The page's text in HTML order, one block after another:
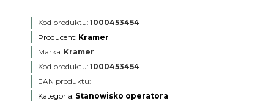
Kod produktu: 1000453454
Producent: Kramer
Marka: Kramer
Kod produktu: 1000453454
EAN produktu:
Kategoria: Stanowisko operatora